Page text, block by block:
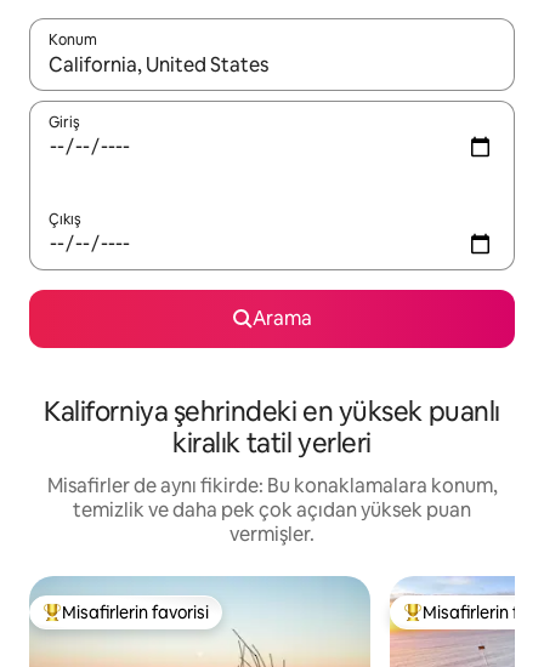
Konum
Sonuçlar kullanılabilir olduğunda yukarı ve aşağı oklarıyla
Giriş
Çıkış
Arama
Kaliforniya şehrindeki en yüksek puanlı
kiralık tatil yerleri
Misafirler de aynı fikirde: Bu konaklamalara konum,
temizlik ve daha pek çok açıdan yüksek puan
vermişler.
Misafirlerin favorilerinden en beğenilenler arasında
Misafirlerin favorisi Misafirlerin
Misafirlerin